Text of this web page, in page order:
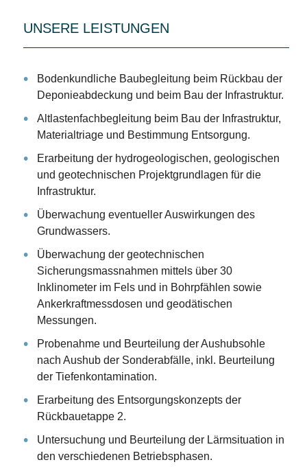
UNSERE LEISTUNGEN
Bodenkundliche Baubegleitung beim Rückbau der
Deponieabdeckung und beim Bau der Infrastruktur.
Altlastenfachbegleitung beim Bau der Infrastruktur,
Materialtriage und Bestimmung Entsorgung.
Erarbeitung der hydrogeologischen, geologischen
und geotechnischen Projektgrundlagen für die
Infrastruktur.
Überwachung eventueller Auswirkungen des
Grundwassers.
Überwachung der geotechnischen
Sicherungsmassnahmen mittels über 30
Inklinometer im Fels und in Bohrpfählen sowie
Ankerkraftmessdosen und geodätischen
Messungen.
Probenahme und Beurteilung der Aushubsohle
nach Aushub der Sonderabfälle, inkl. Beurteilung
der Tiefenkontamination.
Erarbeitung des Entsorgungskonzepts der
Rückbauetappe 2.
Untersuchung und Beurteilung der Lärmsituation in
den verschiedenen Betriebsphasen.